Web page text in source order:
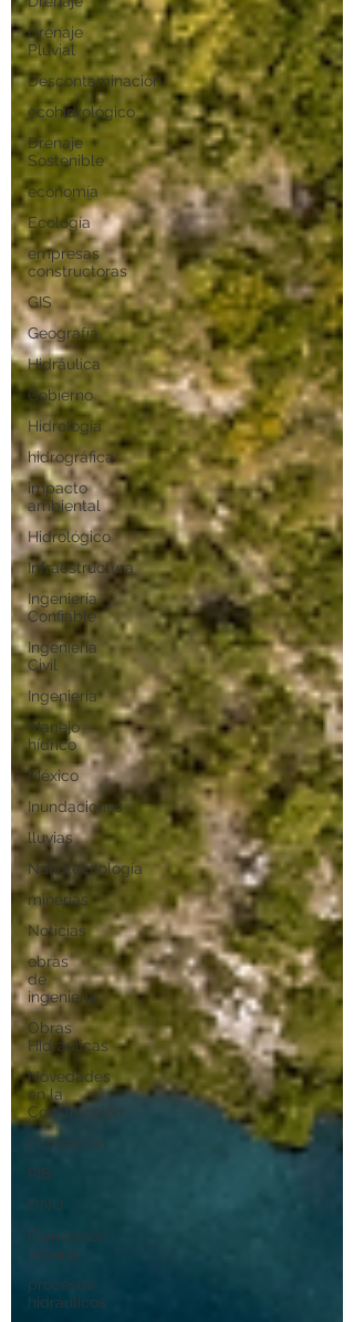
Drenaje
Pluvial
Descontaminación
ecohidrológico
Drenaje
Sostenible
economía
Ecología
empresas
constructoras
GIS
Geografía
Hidráulica
Gobierno
Hidrología
hidrográfica
impacto
ambiental
Hidrológico
Infraestructura
Ingeniería
Confiable
Ingeniería
Civil
Ingeniería
Manejo
hídrico
México
Inundaciones
lluvias
Nanotecnología
minerias
Noticias
obras
de
ingeniería
Obras
Hidráulicas
Novedades
en la
Construcción
Planeación
PIB
ONU
Planeación
urbana
procesos
hidráulicos